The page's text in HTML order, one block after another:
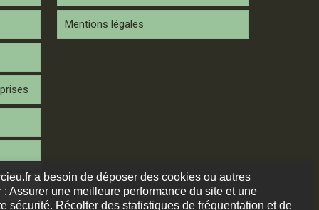
Mentions légales
a besoin de déposer des cookies ou autres
Assurer une meilleure performance du site et une
sécurité. Récolter des statistiques de fréquentation et de